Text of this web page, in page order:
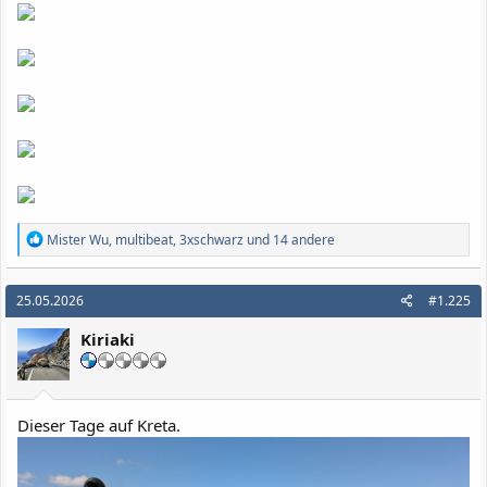
R
e
a
k
t
i
o
n
e
n
Mister Wu, multibeat,3xschwarz und 14 andere
25.05.2026 #1.225
Kiriaki
Dieser Tage auf Kreta.